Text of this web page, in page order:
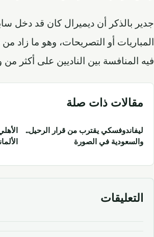
جدير بالذكر أن ديميرال كان قد دخل
المباريات أو التصريحات، وهو ما زاد
فيه المنافسة بين الناديين على أكثر من
مقالات ذات صلة
ليفاندوفسكي يقترب من قرار الرحيل..
والسعودية في الصورة
التعليقات